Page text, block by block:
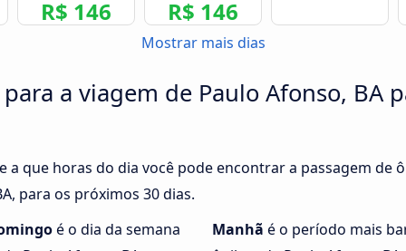
R$ 146 R$ 146
Mostrar mais dias
a viagem de Paulo Afonso, BA
a que horas do dia você pode encontrar a passagem de
para os próximos 30 dias.
é o dia da semana
Manhã é o período mais